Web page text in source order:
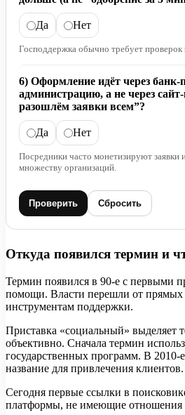
Да Нет
Господдержка обычно требует проверок
6) Оформление идёт через банк-
администрацию, а не через
разошлём заявки всем”?
Да Нет
Посредники часто монетизируют заявки
множеству организаций.
Проверить Сбросить
Откуда появился термин и
Термин появился в 90-е с первыми
помощи. Власти перешли от
инструментам поддержки.
Приставка «социальный» выделяет
объективно. Сначала термин
государственных программ. В
название для привлечения клиентов.
Сегодня первые ссылки в
платформы, не имеющие отношения